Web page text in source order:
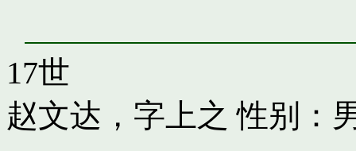
17世
赵文达，字上之 性别：